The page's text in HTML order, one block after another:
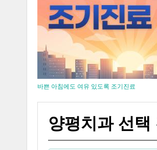
바쁜 아침에도 여유 있도록 조기진료
양평치과 선